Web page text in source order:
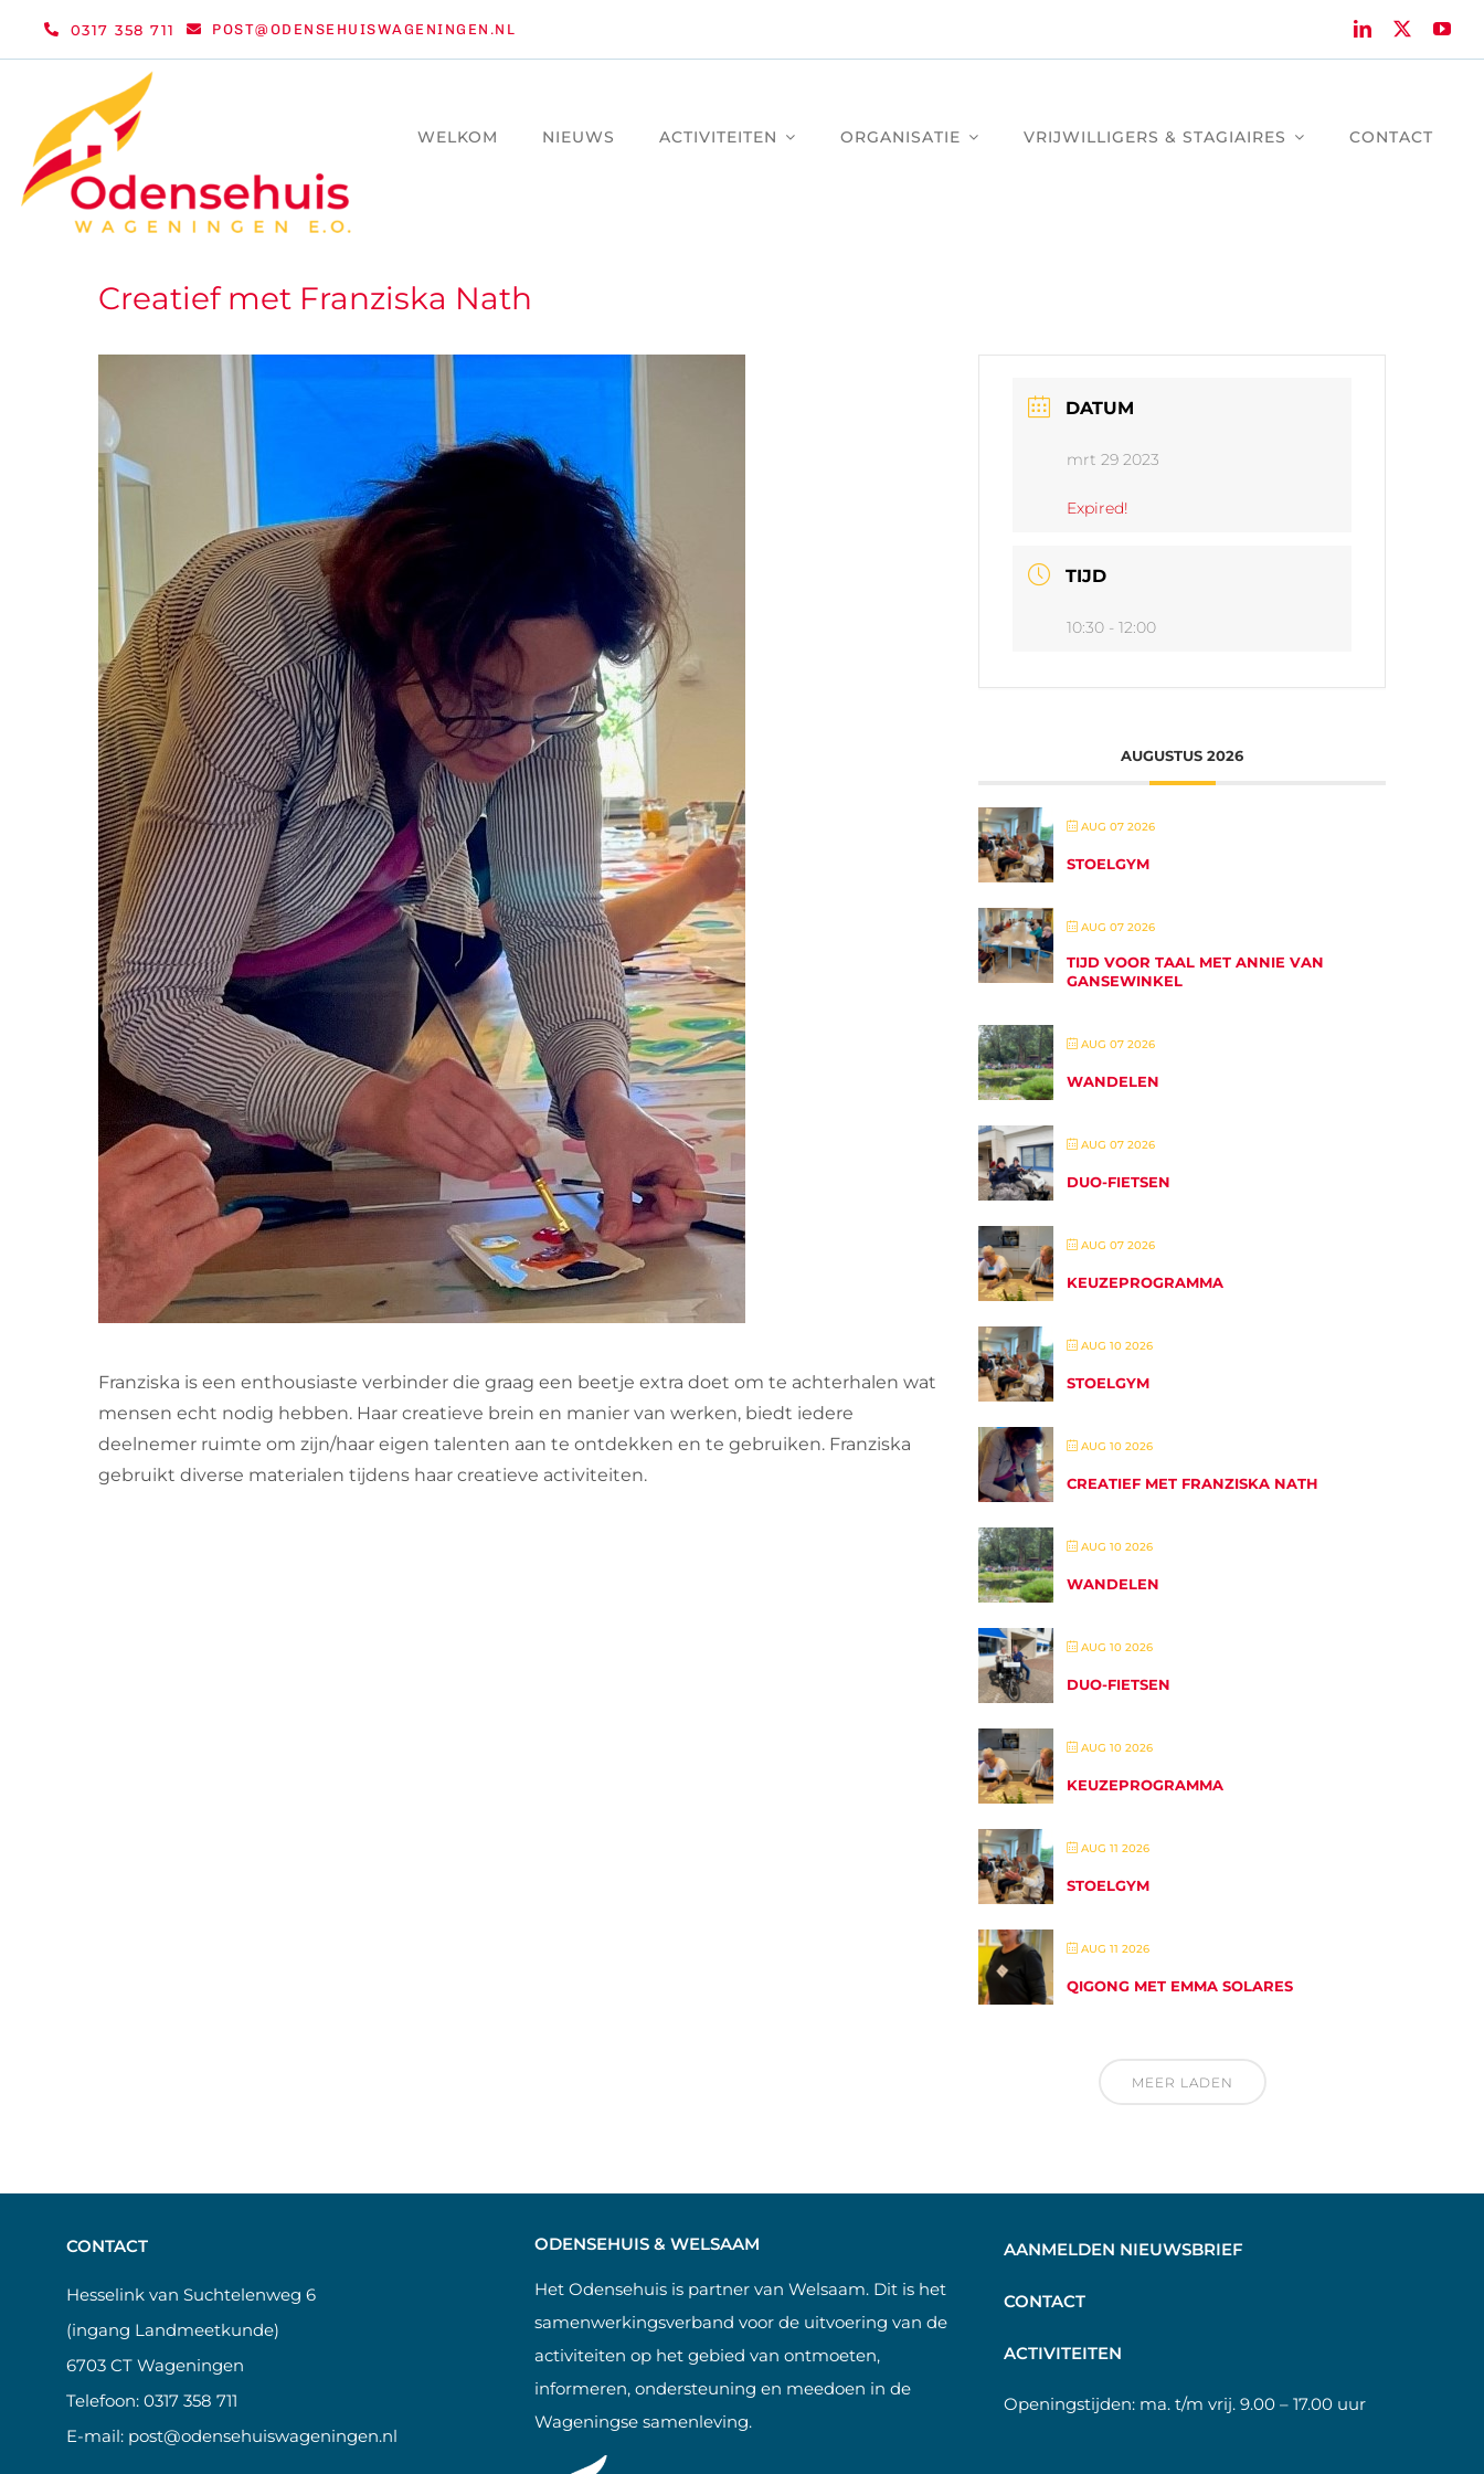
0317 358 711 POST@ODENSEHUISWAGENINGEN.NL
WELKOM NIEUWS ACTIVITEITEN ORGANISATIE VRIJWILLIGERS & STAGIAIRES CONTACT
Creatief met Franziska Nath
Franziska is een enthousiaste verbinder die graag een beetje extra doet om te achterhalen wat
mensen echt nodig hebben. Haar creatieve brein en manier van werken, biedt iedere
deelnemer ruimte om zijn/haar eigen talenten aan te ontdekken en te gebruiken. Franziska
gebruikt diverse materialen tijdens haar creatieve activiteiten.
DATUM
mrt 29 2023
Expired!
TIJD
10:30 - 12:00
AUGUSTUS 2026
AUG 07 2026
STOELGYM
AUG 07 2026
TIJD VOOR TAAL MET ANNIE VAN
GANSEWINKEL
AUG 07 2026
WANDELEN
AUG 07 2026
DUO-FIETSEN
AUG 07 2026
KEUZEPROGRAMMA
AUG 10 2026
STOELGYM
AUG 10 2026
CREATIEF MET FRANZISKA NATH
AUG 10 2026
WANDELEN
AUG 10 2026
DUO-FIETSEN
AUG 10 2026
KEUZEPROGRAMMA
AUG 11 2026
STOELGYM
AUG 11 2026
QIGONG MET EMMA SOLARES
MEER LADEN
CONTACT
Hesselink van Suchtelenweg 6
(ingang Landmeetkunde)
6703 CT Wageningen
Telefoon: 0317 358 711
E-mail: post@odensehuiswageningen.nl
ODENSEHUIS & WELSAAM
Het Odensehuis is partner van Welsaam. Dit is het
samenwerkingsverband voor de uitvoering van de
activiteiten op het gebied van ontmoeten,
informeren, ondersteuning en meedoen in de
Wageningse samenleving.
AANMELDEN NIEUWSBRIEF
CONTACT
ACTIVITEITEN
Openingstijden: ma. t/m vrij. 9.00 – 17.00 uur